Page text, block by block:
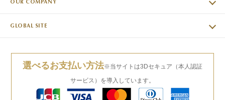
OUR COMPANY
GLOBAL SITE
選べるお支払い方法※当サイトは3Dセキュア（本人認証
サービス）を導入しています。